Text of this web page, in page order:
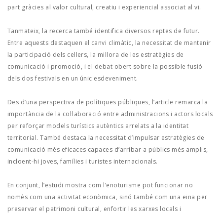
part gràcies al valor cultural, creatiu i experiencial associat al vi.
Tanmateix, la recerca també identifica diversos reptes de futur.
Entre aquests destaquen el canvi climàtic, la necessitat de mantenir
la participació dels cellers, la millora de les estratègies de
comunicació i promoció, i el debat obert sobre la possible fusió
dels dos festivals en un únic esdeveniment.
Des d’una perspectiva de polítiques públiques, l’article remarca la
importància de la col·laboració entre administracions i actors locals
per reforçar models turístics autèntics arrelats a la identitat
territorial. També destaca la necessitat d’impulsar estratègies de
comunicació més eficaces capaces d’arribar a públics més amplis,
incloent-hi joves, famílies i turistes internacionals.
En conjunt, l’estudi mostra com l’enoturisme pot funcionar no
només com una activitat econòmica, sinó també com una eina per
preservar el patrimoni cultural, enfortir les xarxes locals i